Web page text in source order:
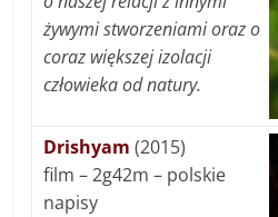
żywymi stworzeniami oraz o
coraz większej izolacji
człowieka od natury.
Drishyam (2015)
film – 2g42m – polskie
napisy